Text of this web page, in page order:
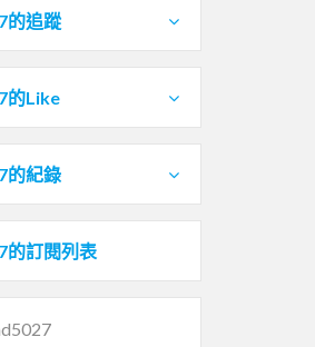
的追蹤
的Like
的紀錄
的訂閱列表